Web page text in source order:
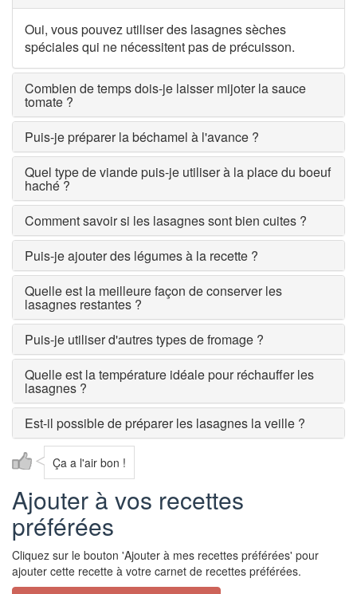
Oui, vous pouvez utiliser des lasagnes sèches
spéciales qui ne nécessitent pas de précuisson.
Combien de temps dois-je laisser mijoter la sauce
tomate ?
Puis-je préparer la béchamel à l'avance ?
Quel type de viande puis-je utiliser à la place du boeuf
haché ?
Comment savoir si les lasagnes sont bien cuites ?
Puis-je ajouter des légumes à la recette ?
Quelle est la meilleure façon de conserver les
lasagnes restantes ?
Puis-je utiliser d'autres types de fromage ?
Quelle est la température idéale pour réchauffer les
lasagnes ?
Est-il possible de préparer les lasagnes la veille ?
Ça a l'air bon !
Ajouter à vos recettes
préférées
Cliquez sur le bouton 'Ajouter à mes recettes préférées' pour
ajouter cette recette à votre carnet de recettes préférées.